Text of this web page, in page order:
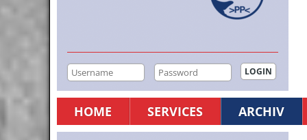
HOME SERVICES ARCHIV